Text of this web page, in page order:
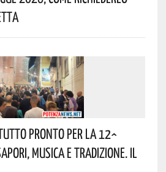
Pronto Per La 12^
Musica E Tradizione. Il